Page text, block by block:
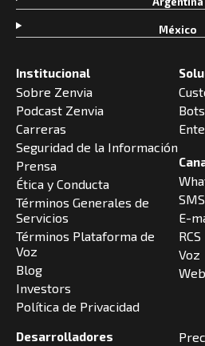
Institucional
Sobre Zenvia
Podcast Zenvia
Carreras
Seguridad de la Información
Prensa
Ética y Conducta
Términos Generales de
Servicios
Términos Plataforma de
Voz
Blog
Investors
Política de Privacidad
Bots
SMS
E-
RCS
Voz
Desarrolladores
México